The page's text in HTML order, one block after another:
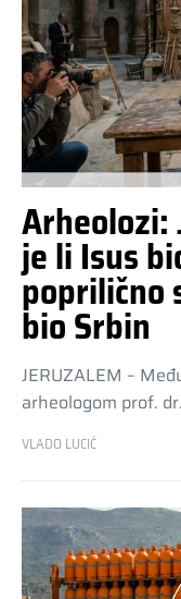
Arheolozi:
je li Isus
poprilično
bio Srbin
JERUZALEM –
arheologom prof.
VLADO LUCIĆ